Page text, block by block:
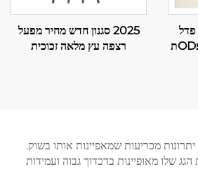
פדל
צהוב חימום גליזה עם כיפODת
2025 סגנון חדש מחיר מפעל
רצפה עץ מלאה זכוכית
מכריעות שמאפיינות אותו בשוק.
שלו מאופיינות בדכדוך גבוה ועמידות